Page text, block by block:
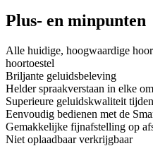
Plus- en minpunten
Alle huidige, hoogwaardige
hoortoestel
Briljante geluidsbeleving
Helder spraakverstaan in elke
Superieure geluidskwaliteit
Eenvoudig bedienen met de
Gemakkelijke fijnafstelling op
Niet oplaadbaar verkrijgbaar